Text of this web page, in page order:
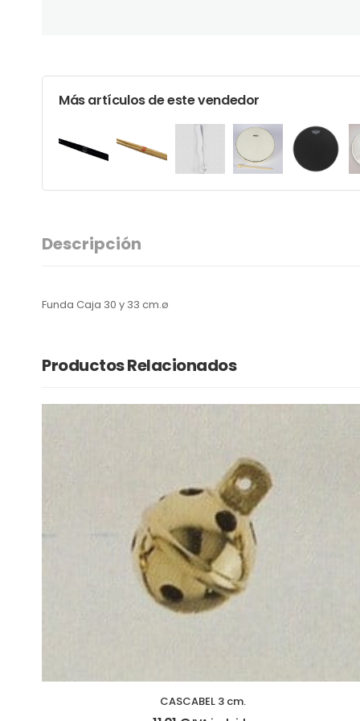
Más artículos de este vendedor
Descripción
Funda Caja 30 y 33 cm.ø
Productos Relacionados
CASCABEL 3 cm.